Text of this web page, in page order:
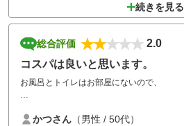
続きを見る
総合評価
2.0
コスパは良いと思います。
お風呂とトイレはお部屋にないので、
かつさん （男性 / 50代）